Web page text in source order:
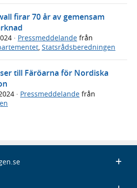
firar 70 år av gemensam
· Pressmeddelande från
, Statsrådsberedningen
till Färöarna för Nordiska
· Pressmeddelande från